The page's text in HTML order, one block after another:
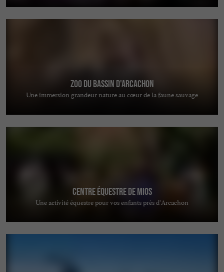
Zoo du Bassin d'Arcachon
Une immersion grandeur nature au cœur de la faune sauvage
Centre équestre de Mios
Une activité équestre pour vos enfants près d’Arcachon